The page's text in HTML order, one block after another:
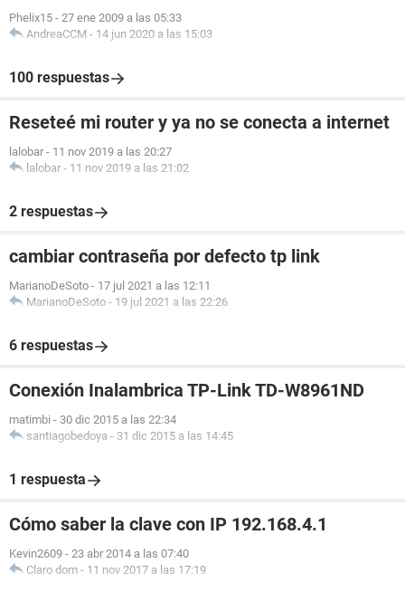
Phelix15 - 27 ene 2009 a las 05:33
AndreaCCM - 14 jun 2020 a las 15:03
100 respuestas
Reseteé mi router y ya no se conecta a internet
lalobar - 11 nov 2019 a las 20:27
lalobar - 11 nov 2019 a las 21:02
2 respuestas
cambiar contraseña por defecto tp link
MarianoDeSoto - 17 jul 2021 a las 12:11
MarianoDeSoto - 19 jul 2021 a las 22:26
6 respuestas
Conexión Inalambrica TP-Link TD-W8961ND
matimbi - 30 dic 2015 a las 22:34
santiagobedoya - 31 dic 2015 a las 14:45
1 respuesta
Cómo saber la clave con IP 192.168.4.1
Kevin2609 - 23 abr 2014 a las 07:40
Claro dom - 11 nov 2017 a las 17:19